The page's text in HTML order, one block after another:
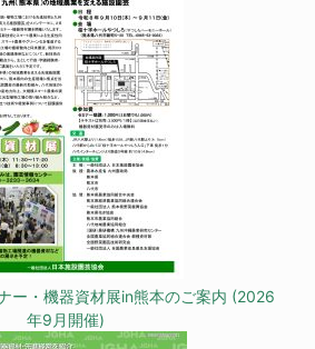
ー・機器資材展in熊本のご案内 (2026
年9月開催)